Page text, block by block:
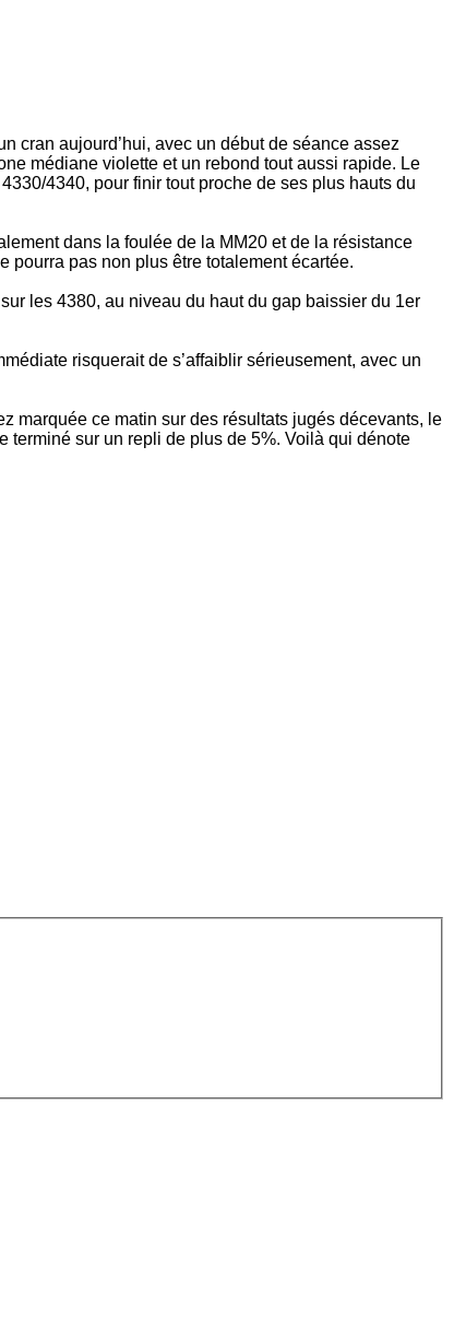
cran aujourd’hui, avec un début de séance assez
médiane violette et un rebond tout aussi rapide. Le
4340, pour finir tout proche de ses plus hauts du
dans la foulée de la MM20 et de la résistance
pourra pas non plus être totalement écartée.
les 4380, au niveau du haut du gap baissier du 1er
risquerait de s’affaiblir sérieusement, avec un
marquée ce matin sur des résultats jugés décevants, le
terminé sur un repli de plus de 5%. Voilà qui dénote